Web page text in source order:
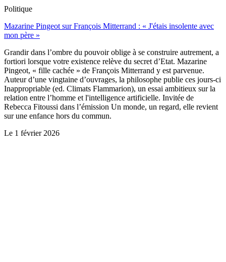
Politique
Mazarine Pingeot sur François Mitterrand : « J'étais insolente avec
mon père »
Grandir dans l’ombre du pouvoir oblige à se construire autrement, a
fortiori lorsque votre existence relève du secret d’Etat. Mazarine
Pingeot, « fille cachée » de François Mitterrand y est parvenue.
Auteur d’une vingtaine d’ouvrages, la philosophe publie ces jours-ci
Inappropriable (ed. Climats Flammarion), un essai ambitieux sur la
relation entre l’homme et l'intelligence artificielle. Invitée de
Rebecca Fitoussi dans l’émission Un monde, un regard, elle revient
sur une enfance hors du commun.
Le 1 février 2026